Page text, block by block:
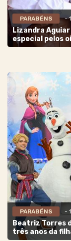
PARABÉNS -
Lizandra
especial pelos
PARABÉNS -
Beatriz Torres
três anos da